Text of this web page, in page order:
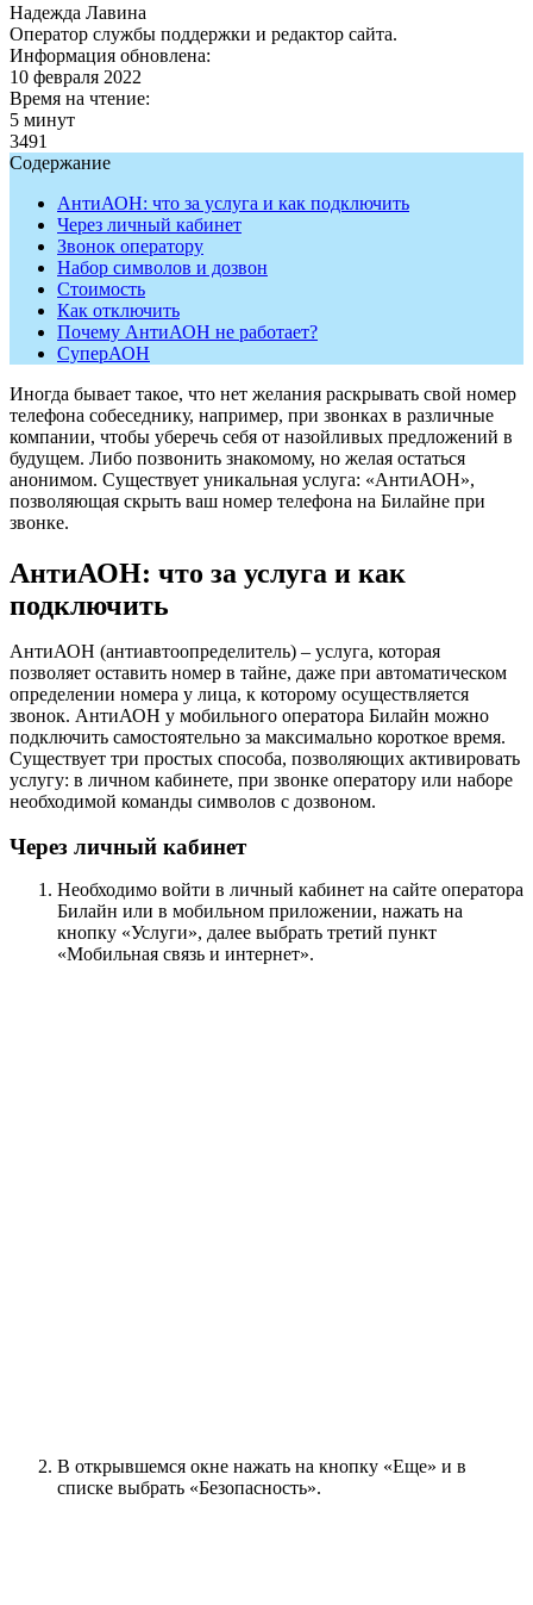
Надежда Лавина
Оператор службы поддержки и редактор сайта.
Информация обновлена:
10 февраля 2022
Время на чтение:
5 минут
3491
Содержание
АнтиАОН: что за услуга и как подключить
Через личный кабинет
Звонок оператору
Набор символов и дозвон
Стоимость
Как отключить
Почему АнтиАОН не работает?
СуперАОН
Иногда бывает такое, что нет желания раскрывать свой номер
телефона собеседнику, например, при звонках в различные
компании, чтобы уберечь себя от назойливых предложений в
будущем. Либо позвонить знакомому, но желая остаться
анонимом. Существует уникальная услуга: «АнтиАОН»,
позволяющая скрыть ваш номер телефона на Билайне при
звонке.
АнтиАОН: что за услуга и как
подключить
АнтиАОН (антиавтоопределитель) – услуга, которая
позволяет оставить номер в тайне, даже при автоматическом
определении номера у лица, к которому осуществляется
звонок. АнтиАОН у мобильного оператора Билайн можно
подключить самостоятельно за максимально короткое время.
Существует три простых способа, позволяющих активировать
услугу: в личном кабинете, при звонке оператору или наборе
необходимой команды символов с дозвоном.
Через личный кабинет
Необходимо войти в личный кабинет на сайте оператора
Билайн или в мобильном приложении, нажать на
кнопку «Услуги», далее выбрать третий пункт
«Мобильная связь и интернет».
В открывшемся окне нажать на кнопку «Еще» и в
списке выбрать «Безопасность».